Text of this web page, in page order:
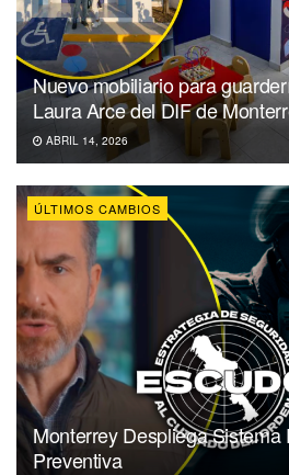
Nuevo mobiliario para
Laura Arce del DIF de
ABRIL 14, 2026
ÚLTIMOS CAMBIOS
Monterrey Despliega Sistema
Preventiva